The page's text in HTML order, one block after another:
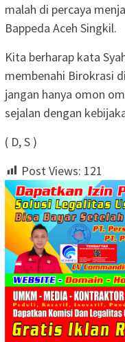
malah di percaya
Bappeda Aceh Singkil.
Kita berharap kata
membenahi Birokrasi
jangan hanya omon
sejalan dengan
( D, S )
Post Views: 121